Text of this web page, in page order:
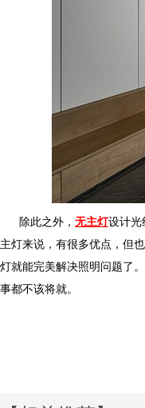
除此之外， 无主灯设计光
主灯来说，有很多优点，
灯就能完美解决照明问题了
事都不该将就。